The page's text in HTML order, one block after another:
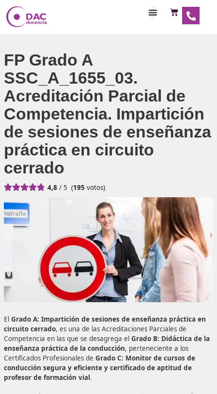
FP Grado A
SSC_A_1655_03.
Acreditación Parcial
Competencia.
de sesiones de
práctica en circuito
cerrado
 ( 195votos)
ElGrado A: Impartición de sesiones de enseñanza